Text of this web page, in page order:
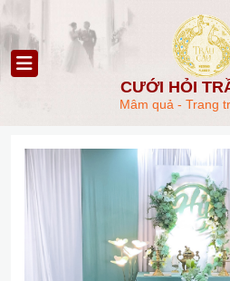
CƯỚI HỎI
Mâm quả - Trang